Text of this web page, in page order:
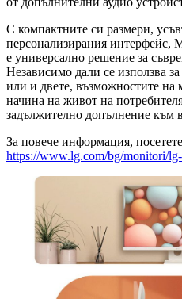
С компактните си размери,
персонализирания интерфейс,
е универсално решение за
Независимо дали се използва
или и двете, възможностите на
начина на живот на
задължително допълнение към
За повече информация, посетете
https://www.lg.com/bg/monitori/